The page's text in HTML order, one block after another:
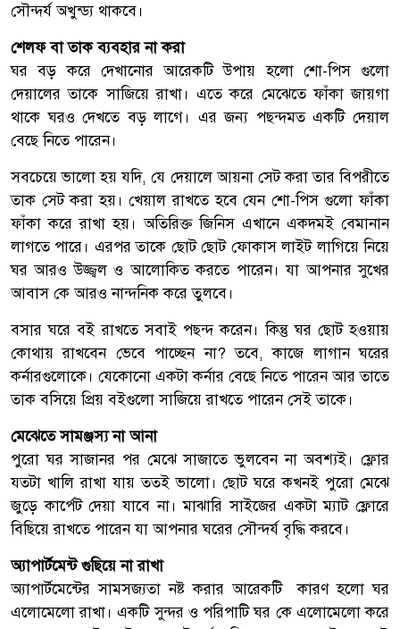
সৌন্দর্য অখুন্ড্য থাকবে।
শেলফ বা তাক ব্যবহার না করা
ঘর বড় করে দেখানোর আরেকটি উপায় হলো শো-পিস গুলো
দেয়ালের তাকে সাজিয়ে রাখা। এতে করে মেঝেতে ফাঁকা জায়গা
থাকে ঘরও দেখতে বড় লাগে। এর জন্য পছন্দমত একটি দেয়াল
বেছে নিতে পারেন।
সবচেয়ে ভালো হয় যদি, যে দেয়ালে আয়না সেট করা তার বিপরীতে
তাক সেট করা হয়। খেয়াল রাখতে হবে যেন শো-পিস গুলো ফাঁকা
ফাঁকা করে রাখা হয়। অতিরিক্ত জিনিস এখানে একদমই বেমানান
লাগতে পারে। এরপর তাকে ছোট ছোট ফোকাস লাইট লাগিয়ে নিয়ে
ঘর আরও উজ্জ্বল ও আলোকিত করতে পারেন। যা আপনার সুখের
আবাস কে আরও নান্দনিক করে তুলবে।
বসার ঘরে বই রাখতে সবাই পছন্দ করেন। কিন্তু ঘর ছোট হওয়ায়
কোথায় রাখবেন ভেবে পাচ্ছেন না? তবে, কাজে লাগান ঘরের
কর্নারগুলোকে। যেকোনো একটা কর্নার বেছে নিতে পারেন আর তাতে
তাক বসিয়ে প্রিয় বইগুলো সাজিয়ে রাখতে পারেন সেই তাকে।
মেঝেতে সামঞ্জস্য না আনা
পুরো ঘর সাজানর পর মেঝে সাজাতে ভুলবেন না অবশ্যই। ফ্লোর
যতটা খালি রাখা যায় ততই ভালো। ছোট ঘরে কখনই পুরো মেঝে
জুড়ে কার্পেট দেয়া যাবে না। মাঝারি সাইজের একটা ম্যাট ফ্লোরে
বিছিয়ে রাখতে পারেন যা আপনার ঘরের সৌন্দর্য বৃদ্ধি করবে।
অ্যাপার্টমেন্ট গুছিয়ে না রাখা
অ্যাপার্টমেন্টের সামসজ্যতা নষ্ট করার আরেকটি কারণ হলো ঘর
এলোমেলো রাখা। একটি সুন্দর ও পরিপাটি ঘর কে এলোমেলো করে